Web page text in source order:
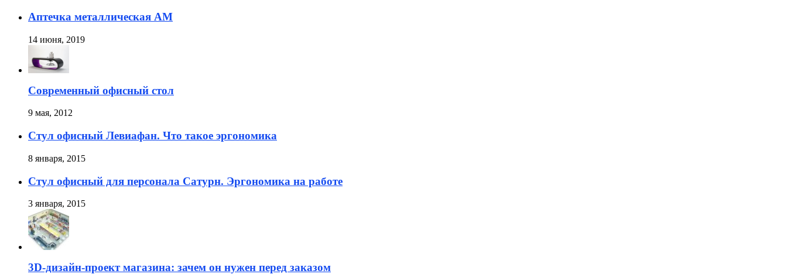
Аптечка металлическая АМ
14 июня, 2019
Современный офисный стол
9 мая, 2012
Стул офисный Левиафан. Что такое эргономика
8 января, 2015
Стул офисный для персонала Сатурн. Эргономика на работе
3 января, 2015
3D-дизайн-проект магазина: зачем он нужен перед заказом